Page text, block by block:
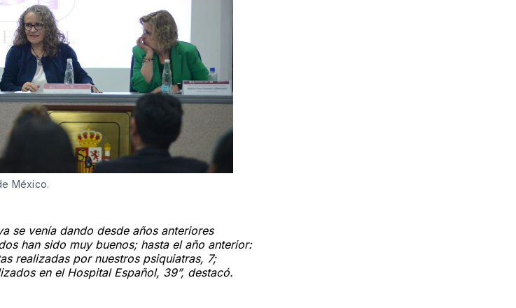
México.
se venía dando desde años anteriores
han sido muy buenos; hasta el año anterior:
realizadas por nuestros psiquiatras, 7;
en el Hospital Español, 39”, destacó.